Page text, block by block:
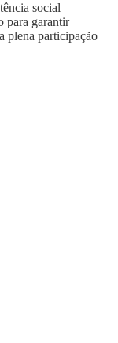
social
para garantir
plena participação